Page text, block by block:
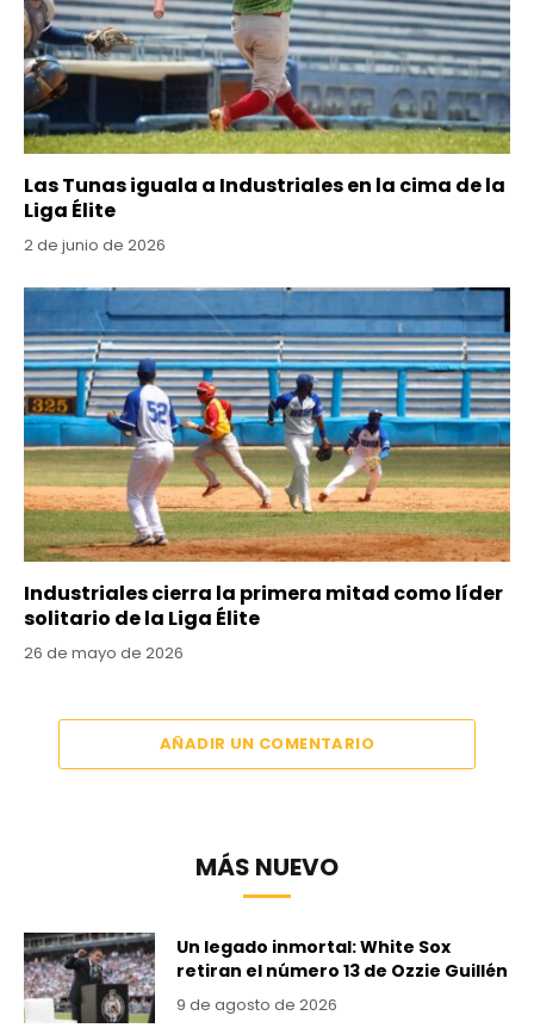
Las Tunas iguala a Industriales en la cima de la
Liga Élite
2 de junio de 2026
Industriales cierra la primera mitad como líder
solitario de la Liga Élite
26 de mayo de 2026
AÑADIR UN COMENTARIO
MÁS NUEVO
Un legado inmortal: White Sox
retiran el número 13 de Ozzie Guillén
9 de agosto de 2026